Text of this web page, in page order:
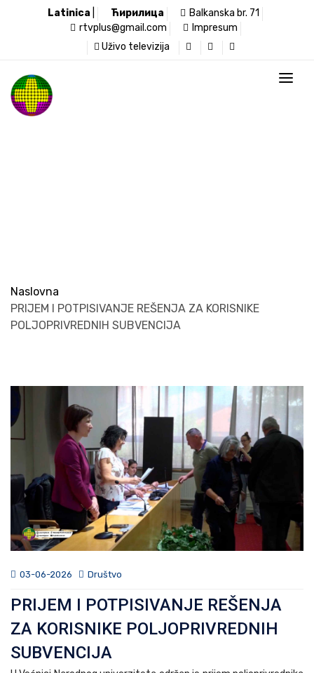
Latinica Ћирилица
Balkanska br. 71
rtvplus@gmail.com
Impresum
Uživo televizija
Naslovna
PRIJEM I POTPISIVANJE REŠENJA ZA KORISNIKE
POLJOPRIVREDNIH SUBVENCIJA
03-06-2026 Društvo
PRIJEM I POTPISIVANJE REŠENJA
ZA KORISNIKE POLJOPRIVREDNIH
SUBVENCIJA